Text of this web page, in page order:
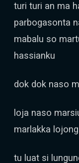
turi turi an ma
parbogasonta
mabalu so
hassianku
dok dok naso
loja naso
marlakka
tu luat si